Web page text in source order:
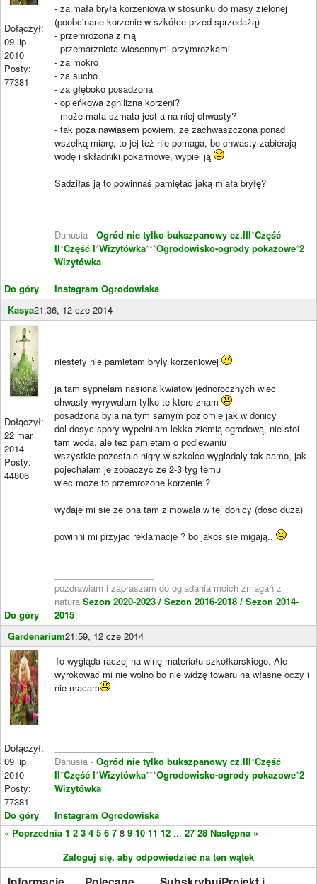
Dołączył:
09 lip
2010
Posty:
77381
Do góry
- za mała bryła korzeniowa w stosunku do masy zielonej
(poobcinane korzenie w szkółce przed sprzedażą)
- przemrożona zimą
- przemarznięta wiosennymi przymrozkami
- za mokro
- za sucho
- za głęboko posadzona
- opieńkowa zgnilizna korzeni?
- może mata szmata jest a na niej chwasty?
- tak poza nawiasem powiem, ze zachwaszczona ponad
wszelką miarę, to jej też nie pomaga, bo chwasty zabierają
wodę i składniki pokarmowe, wypiel ją
Sadziłaś ją to powinnaś pamiętać jaką miała bryłę?
Danusia - Ogród nie tylko bukszpanowy cz.III*Część
II*Część I*Wizytówka***Ogrodowisko-ogrody pokazowe*2
Wizytówka
Instagram Ogrodowiska
Kasya21:36, 12 cze 2014
Dołączył:
22 mar
2014
Posty:
44806
Do góry
niestety nie pamietam bryly korzeniowej
ja tam sypnelam nasiona kwiatow jednorocznych wiec
chwasty wyrywalam tylko te ktore znam
posadzona byla na tym samym poziomie jak w donicy
dol dosyc spory wypelnilam lekka ziemią ogrodową, nie stoi
tam woda, ale tez pamietam o podlewaniu
wszystkie pozostale nigry w szkolce wygladaly tak samo, jak
pojechalam je zobaczyc ze 2-3 tyg temu
wiec moze to przemrozone korzenie ?
wydaje mi sie ze ona tam zimowala w tej donicy (dosc duza)
powinni mi przyjac reklamacje ? bo jakos sie migają..
pozdrawiam i zapraszam do ogladania moich zmagań z
naturą Sezon 2020-2023 / Sezon 2016-2018 / Sezon 2014-
2015
Gardenarium21:59, 12 cze 2014
Dołączył:
09 lip
2010
Posty:
77381
Do góry
To wygląda raczej na winę materiału szkółkarskiego. Ale
wyrokować mi nie wolno bo nie widzę towaru na własne oczy i
nie macam
Danusia - Ogród nie tylko bukszpanowy cz.III*Część
II*Część I*Wizytówka***Ogrodowisko-ogrody pokazowe*2
Wizytówka
Instagram Ogrodowiska
« Poprzednia 1 2 3 4 5 6 7 8 9 10 11 12 ... 27 28 Następna »
Zaloguj się, aby odpowiedzieć na ten wątek